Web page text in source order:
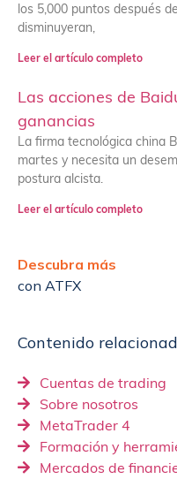
los 5,000 puntos después
disminuyeran,
Leer el artículo completo
Las acciones de
ganancias
La firma tecnológica china
martes y necesita un
postura alcista.
Leer el artículo completo
Descubra más
con ATFX
Contenido
Cuentas de trading
Sobre nosotros
MetaTrader 4
Formación y
Mercados de